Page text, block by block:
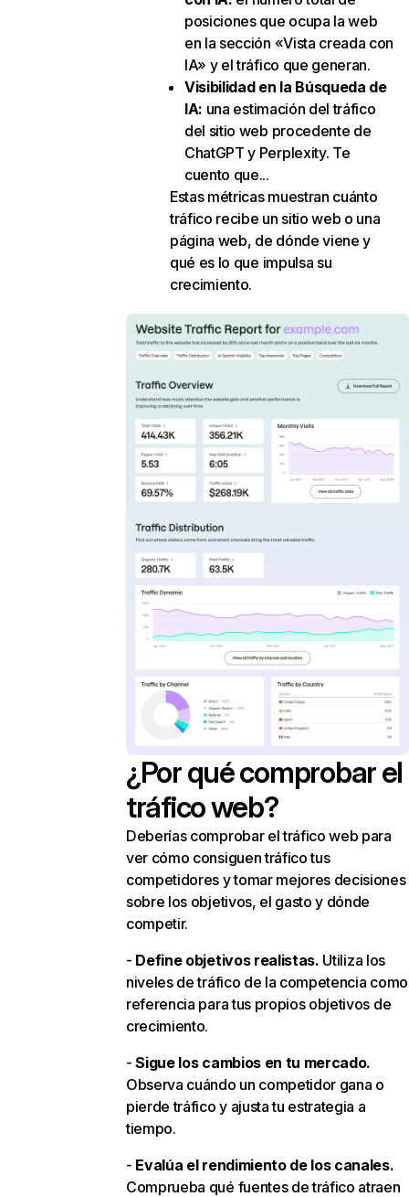
posiciones que ocupa la web
en la sección «Vista creada con
IA» y el tráfico que generan.
Visibilidad en la Búsqueda de
IA: una estimación del tráfico
del sitio web procedente de
ChatGPT y Perplexity. Te
cuento que...
Estas métricas muestran cuánto
tráfico recibe un sitio web o una
página web, de dónde viene y
qué es lo que impulsa su
crecimiento.
¿Por qué comprobar el
tráfico web?
Deberías comprobar el tráfico web para
ver cómo consiguen tráfico tus
competidores y tomar mejores decisiones
sobre los objetivos, el gasto y dónde
competir.
- Define objetivos realistas. Utiliza los
niveles de tráfico de la competencia como
referencia para tus propios objetivos de
crecimiento.
-Sigue los cambios en tu mercado.
Observa cuándo un competidor gana o
pierde tráfico y ajusta tu estrategia a
tiempo.
- Evalúa el rendimiento de los canales.
Comprueba qué fuentes de tráfico atraen